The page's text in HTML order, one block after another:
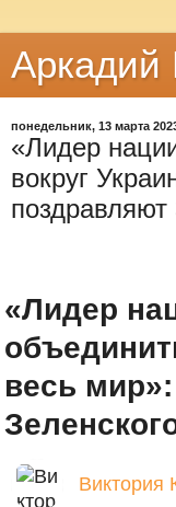
Аркадий
понедельник, 13 марта
«Лидер
вокруг
поздравляют
«Лидер
весь
Виктория